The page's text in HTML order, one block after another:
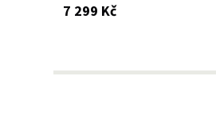
7 299 Kčs DPH